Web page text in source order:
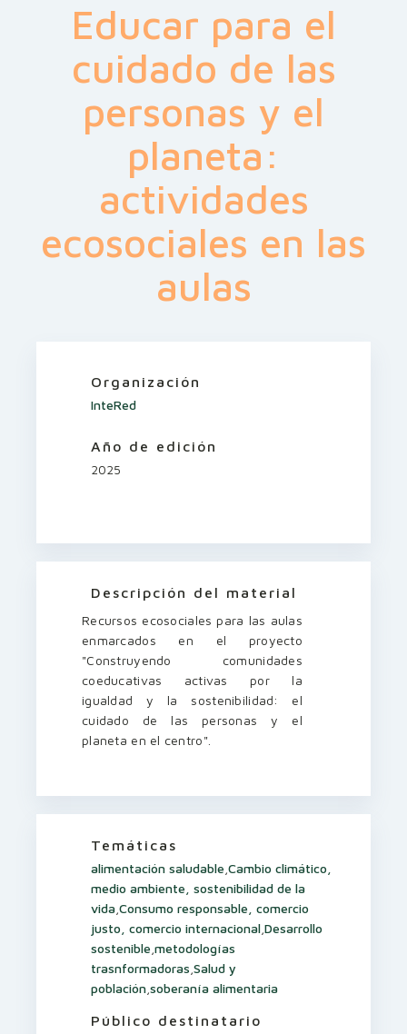
Educar para el
cuidado de las
personas y el
planeta:
actividades
ecosociales en las
aulas
Organización
InteRed
Año de edición
2025
Descripción del material
Recursos ecosociales para las aulas
enmarcados en el proyecto
"Construyendo comunidades
coeducativas activas por la
igualdad y la sostenibilidad: el
cuidado de las personas y el
planeta en el centro".
Temáticas
alimentación saludable Cambio climático,
medio ambiente, sostenibilidad de la
vida Consumo responsable, comercio
justo, comercio internacional Desarrollo
sostenible metodologías
trasnformadoras Salud y
población soberanía alimentaria
Público destinatario